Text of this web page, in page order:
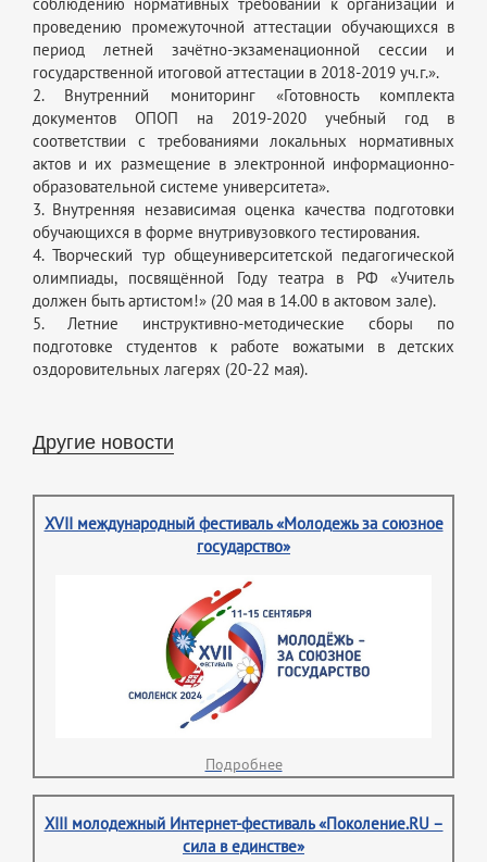
соблюдению нормативных требований к организации и
проведению промежуточной аттестации обучающихся в
период летней зачётно-экзаменационной сессии и
государственной итоговой аттестации в 2018-2019 уч.г.».
2. Внутренний мониторинг «Готовность комплекта
документов ОПОП на 2019-2020 учебный год в
соответствии с требованиями локальных нормативных
актов и их размещение в электронной информационно-
образовательной системе университета».
3. Внутренняя независимая оценка качества подготовки
обучающихся в форме внутривузовкого тестирования.
4. Творческий тур общеуниверситетской педагогической
олимпиады, посвящённой Году театра в РФ «Учитель
должен быть артистом!» (20 мая в 14.00 в актовом зале).
5. Летние инструктивно-методические сборы по
подготовке студентов к работе вожатыми в детских
оздоровительных лагерях (20-22 мая).
Другие новости
XVII международный фестиваль «Молодежь за союзное
государство»
Подробнее
XIII молодежный Интернет-фестиваль «Поколение.RU –
сила в единстве»